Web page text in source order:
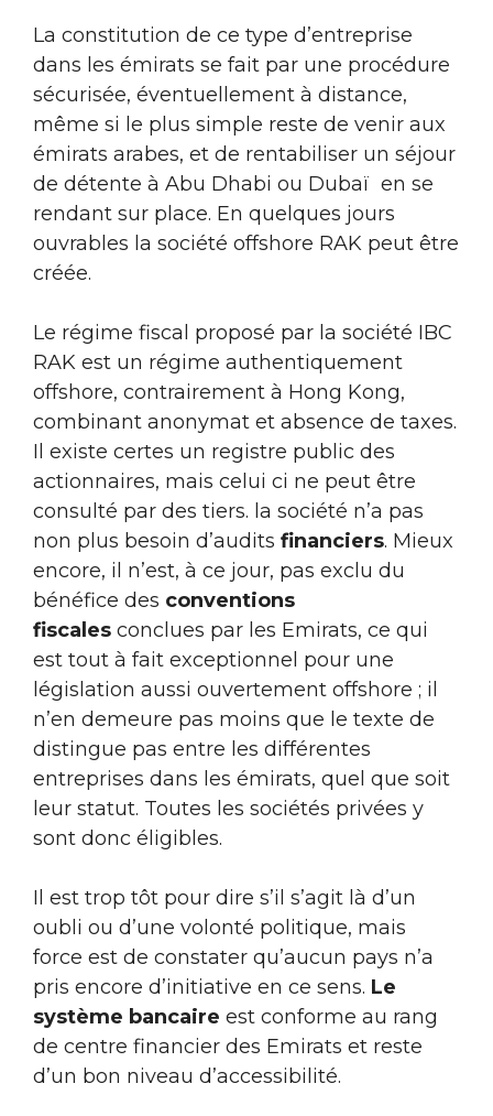
La constitution de ce type d’entreprise
dans les émirats se fait par une procédure
sécurisée, éventuellement à distance,
même si le plus simple reste de venir aux
émirats arabes, et de rentabiliser un séjour
de détente à Abu Dhabi ou Dubaï en se
rendant sur place. En quelques jours
ouvrables la société offshore RAK peut être
créée.
Le régime fiscal proposé par la société IBC
RAK est un régime authentiquement
offshore, contrairement à Hong Kong,
combinant anonymat et absence de taxes.
Il existe certes un registre public des
actionnaires, mais celui ci ne peut être
consulté par des tiers. la société n’a pas
non plus besoin d’audits financiers. Mieux
encore, il n’est, à ce jour, pas exclu du
bénéfice des conventions
fiscales conclues par les Emirats, ce qui
est tout à fait exceptionnel pour une
législation aussi ouvertement offshore ; il
n’en demeure pas moins que le texte de
distingue pas entre les différentes
entreprises dans les émirats, quel que soit
leur statut. Toutes les sociétés privées y
sont donc éligibles.
Il est trop tôt pour dire s’il s’agit là d’un
oubli ou d’une volonté politique, mais
force est de constater qu’aucun pays n’a
pris encore d’initiative en ce sens. Le
système bancaire est conforme au rang
de centre financier des Emirats et reste
d’un bon niveau d’accessibilité.